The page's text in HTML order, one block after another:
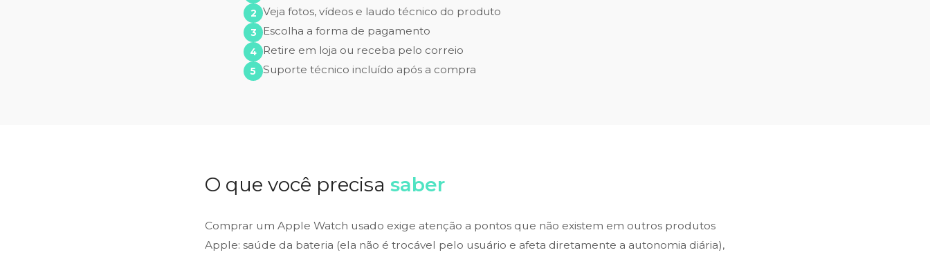
Veja fotos, vídeos e laudo técnico do produto
Escolha a forma de pagamento
Retire em loja ou receba pelo correio
Suporte técnico incluído após a compra
O que você precisa saber
Comprar um Apple Watch usado exige atenção a pontos que não existem em outros produtos
Apple: saúde da bateria (ela não é trocável pelo usuário e afeta diretamente a autonomia diária),